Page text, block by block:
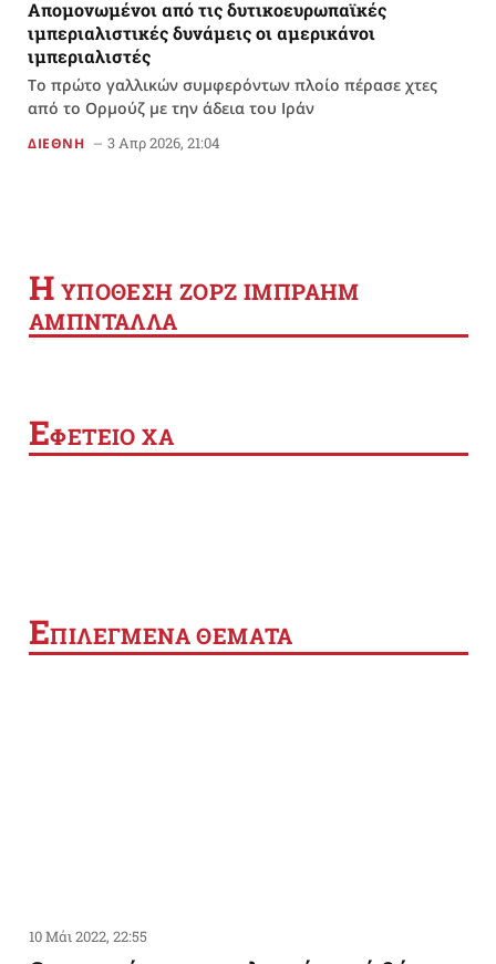
Απομονωμένοι από τις δυτικοευρωπαϊκές
ιμπεριαλιστικές δυνάμεις οι αμερικάνοι
ιμπεριαλιστές
Το πρώτο γαλλικών συμφερόντων πλοίο πέρασε χτες
από το Ορμούζ με την άδεια του Ιράν
ΔΙΕΘΝΗ 3 Απρ 2026, 21:04
Η YΠΟΘΕΣΗ ΖΟΡΖ ΙΜΠΡΑΗΜ
ΑΜΠΝΤΑΛΛΑ
ΕΦΕΤΕΙΟ ΧΑ
ΕΠΙΛΕΓΜΕΝΑ ΘΕΜΑΤΑ
10 Μάι 2022, 22:55